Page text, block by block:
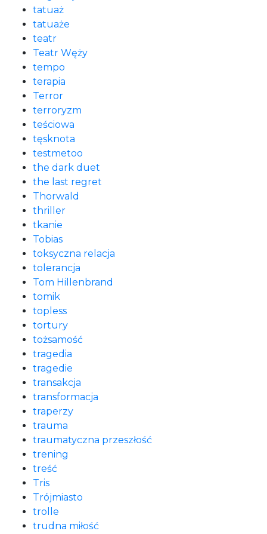
tatuaż
tatuaże
teatr
Teatr Węży
tempo
terapia
Terror
terroryzm
teściowa
tęsknota
testmetoo
the dark duet
the last regret
Thorwald
thriller
tkanie
Tobias
toksyczna relacja
tolerancja
Tom Hillenbrand
tomik
topless
tortury
tożsamość
tragedia
tragedie
transakcja
transformacja
traperzy
trauma
traumatyczna przeszłość
trening
treść
Tris
Trójmiasto
trolle
trudna miłość